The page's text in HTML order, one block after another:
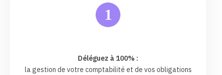
1
Déléguez à 100% :
la gestion de votre comptabilité et de vos obligations